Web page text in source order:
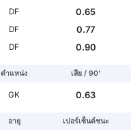
DF
0.65
DF
0.77
DF 0.90
ตำแหน่ง เสีย / 90'
GK 0.63
อายุ เปอร์เซ็นต์ชนะ